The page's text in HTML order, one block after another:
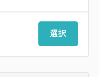
選択